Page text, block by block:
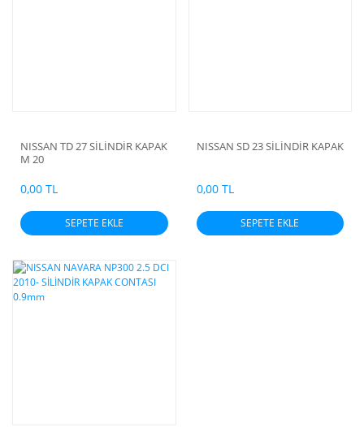
NISSAN TD 27 SİLİNDİR KAPAK
M 20
0,00 TL
SEPETE EKLE
NISSAN SD 23 SİLİNDİR KAPAK
0,00 TL
SEPETE EKLE